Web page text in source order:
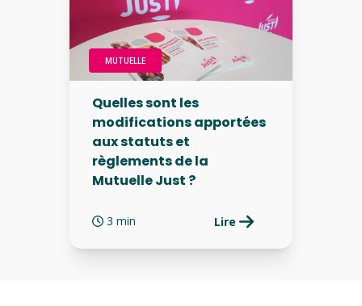
MUTUELLE
Quelles sont les
modifications apportées
aux statuts et
règlements de la
Mutuelle Just ?
3 min Lire